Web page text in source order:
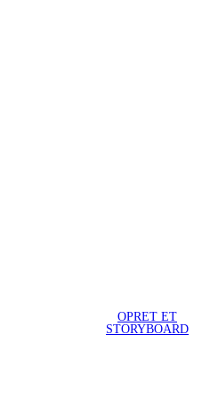
OPRET ET
STORYBOARD